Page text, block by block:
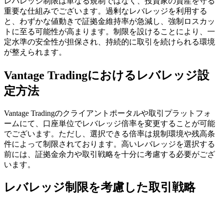
重要な仕組みでございます。過剰なレバレッジを利用する
と、わずかな値動きで証拠金維持率が急減し、強制ロスカッ
トに至る可能性が高まります。制限を設けることにより、一
定水準の安全性が担保され、持続的に取引を続けられる環境
が整えられます。
Vantage Tradingにおけるレバレッジ設
定方法
Vantage Tradingのクライアントポータルや取引プラットフォ
ームにて、口座単位でレバレッジ倍率を変更することが可能
でございます。ただし、選択できる倍率は規制環境や残高条
件によって制限されております。高いレバレッジを選択する
前には、証拠金余力や取引戦略を十分に考慮する必要がござ
います。
レバレッジ制限を考慮した取引戦略